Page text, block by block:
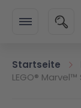
SUCHE
Startseite
LEGO®